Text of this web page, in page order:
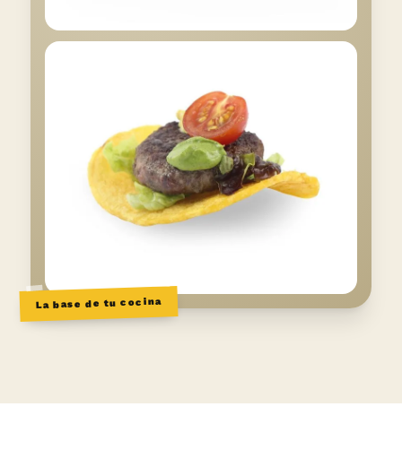
La base de tu cocina